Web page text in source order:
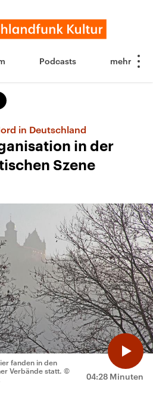
Podcasts
in Deutschland
in der
Szene
04:28 Minuten
fanden in den
Verbände statt. ©